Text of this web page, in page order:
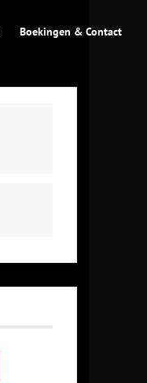
Boekingen & Contact